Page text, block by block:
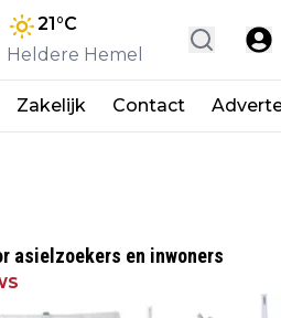
21°C
Heldere Hemel
Zakelijk Contact
asielzoekers en inwoners